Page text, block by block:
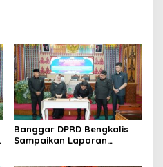
Banggar DPRD Bengkalis
Sampaikan Laporan